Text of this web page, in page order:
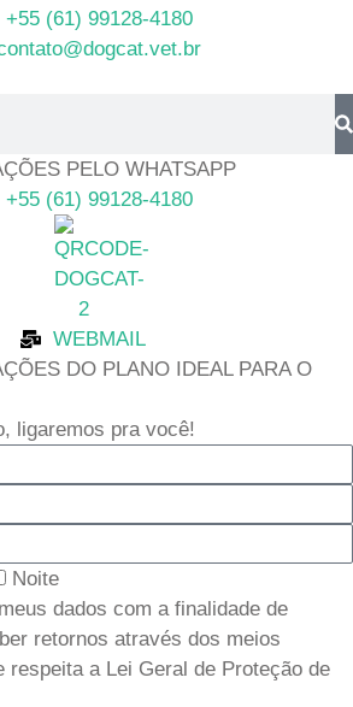
+55 (61) 99128-4180
PELO WHATSAPP
+55 (61) 99128-4180
WEBMAIL
DO PLANO IDEAL PARA O
ligaremos pra você!
Noite
dados com a finalidade de
retornos através dos meios
respeita a Lei Geral de Proteção de